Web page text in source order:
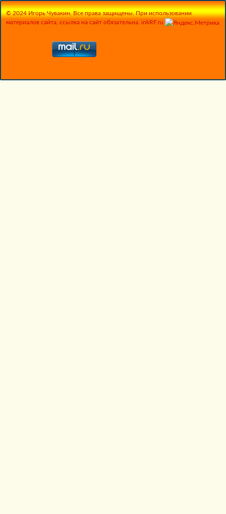
© 2024 Игорь Чувакин. Все права защищены. При использовании
материалов сайта, ссылка на сайт обязательна. inkRF.ru